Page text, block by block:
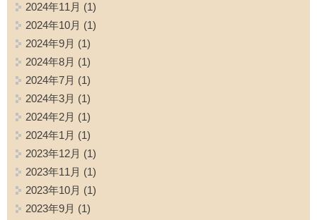
2024年11月 (1)
2024年10月 (1)
2024年9月 (1)
2024年8月 (1)
2024年7月 (1)
2024年3月 (1)
2024年2月 (1)
2024年1月 (1)
2023年12月 (1)
2023年11月 (1)
2023年10月 (1)
2023年9月 (1)